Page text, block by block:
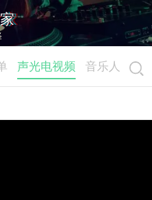
声光电视频 音乐人